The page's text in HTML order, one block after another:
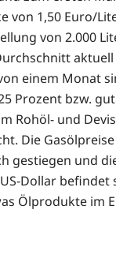
von 1,50 Euro/
von 2.000
aktuell
einem Monat
Prozent bzw.
Rohöl- und
Die
gestiegen und
Dollar befindet
Ölprodukte im